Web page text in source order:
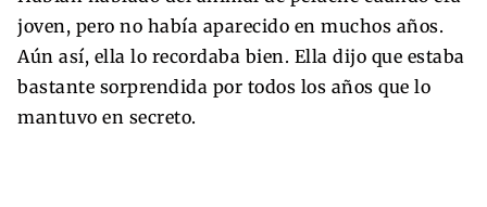
joven, pero no había aparecido en muchos años.
Aún así, ella lo recordaba bien. Ella dijo que estaba
bastante sorprendida por todos los años que lo
mantuvo en secreto.